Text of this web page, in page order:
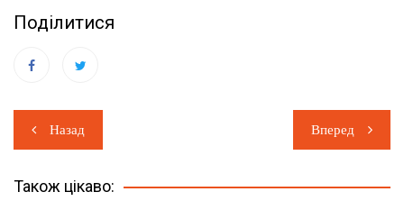
Поділитися
Навігація
записів
Назад Вперед
Також цікаво: